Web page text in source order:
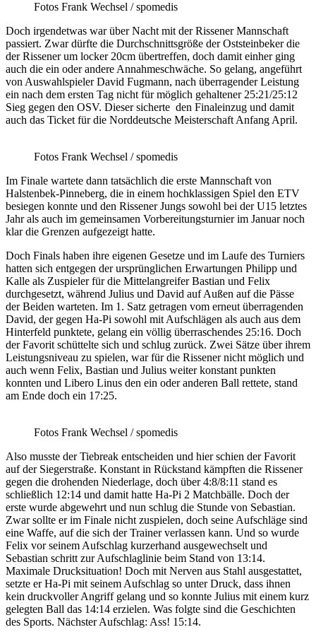
Fotos Frank Wechsel / spomedis
Doch irgendetwas war über Nacht mit der Rissener Mannschaft
passiert. Zwar dürfte die Durchschnittsgröße der Oststeinbeker die
der Rissener um locker 20cm übertreffen, doch damit einher ging
auch die ein oder andere Annahmeschwäche. So gelang, angeführt
von Auswahlspieler David Fugmann, nach überragender Leistung
ein nach dem ersten Tag nicht für möglich gehaltener 25:21/25:12
Sieg gegen den OSV. Dieser sicherte den Finaleinzug und damit
auch das Ticket für die Norddeutsche Meisterschaft Anfang April.
Fotos Frank Wechsel / spomedis
Im Finale wartete dann tatsächlich die erste Mannschaft von
Halstenbek-Pinneberg, die in einem hochklassigen Spiel den ETV
besiegen konnte und den Rissener Jungs sowohl bei der U15 letztes
Jahr als auch im gemeinsamen Vorbereitungsturnier im Januar noch
klar die Grenzen aufgezeigt hatte.
Doch Finals haben ihre eigenen Gesetze und im Laufe des Turniers
hatten sich entgegen der ursprünglichen Erwartungen Philipp und
Kalle als Zuspieler für die Mittelangreifer Bastian und Felix
durchgesetzt, während Julius und David auf Außen auf die Pässe
der Beiden warteten. Im 1. Satz getragen vom erneut überragenden
David, der gegen Ha-Pi sowohl mit Aufschlägen als auch aus dem
Hinterfeld punktete, gelang ein völlig überraschendes 25:16. Doch
der Favorit schüttelte sich und schlug zurück. Zwei Sätze über ihrem
Leistungsniveau zu spielen, war für die Rissener nicht möglich und
auch wenn Felix, Bastian und Julius weiter konstant punkten
konnten und Libero Linus den ein oder anderen Ball rettete, stand
am Ende doch ein 17:25.
Fotos Frank Wechsel / spomedis
Also musste der Tiebreak entscheiden und hier schien der Favorit
auf der Siegerstraße. Konstant in Rückstand kämpften die Rissener
gegen die drohenden Niederlage, doch über 4:8/8:11 stand es
schließlich 12:14 und damit hatte Ha-Pi 2 Matchbälle. Doch der
erste wurde abgewehrt und nun schlug die Stunde von Sebastian.
Zwar sollte er im Finale nicht zuspielen, doch seine Aufschläge sind
eine Waffe, auf die sich der Trainer verlassen kann. Und so wurde
Felix vor seinem Aufschlag kurzerhand ausgewechselt und
Sebastian schritt zur Aufschlaglinie beim Stand von 13:14.
Maximale Drucksituation! Doch mit Nerven aus Stahl ausgestattet,
setzte er Ha-Pi mit seinem Aufschlag so unter Druck, dass ihnen
kein druckvoller Angriff gelang und so konnte Julius mit einem kurz
gelegten Ball das 14:14 erzielen. Was folgte sind die Geschichten
des Sports. Nächster Aufschlag: Ass! 15:14.